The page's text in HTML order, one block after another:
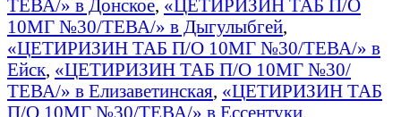
ТЕВА/» в Донское, «ЦЕТИРИЗИН ТАБ П/О
10МГ №30/ТЕВА/» в Дыгулыбгей,
«ЦЕТИРИЗИН ТАБ П/О 10МГ №30/ТЕВА/» в
Ейск, «ЦЕТИРИЗИН ТАБ П/О 10МГ №30/
ТЕВА/» в Елизаветинская, «ЦЕТИРИЗИН ТАБ
П/О 10МГ №30/ТЕВА/» в Ессентуки,